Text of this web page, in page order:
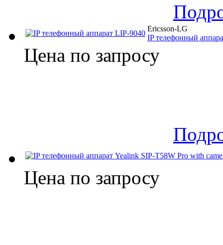
Ericsson-LG
IP телефонный
Цена по запросу
Цена по запросу